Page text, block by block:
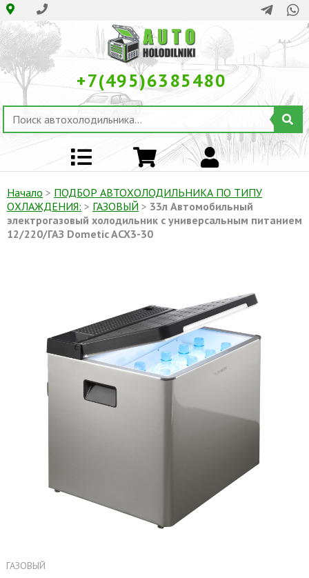
+7(495)6385480
Начало > ПОДБОР АВТОХОЛОДИЛЬНИКА ПО ТИПУ
ОХЛАЖДЕНИЯ: > ГАЗОВЫЙ > 33л Автомобильный
электрогазовый холодильник с универсальным питанием
12/220/ГАЗ Dometic ACX3-30
ГАЗОВЫЙ